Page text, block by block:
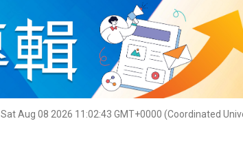
Sat Aug 08 2026 11:02:45 GMT+0000 (Coordinated
名家榜 灼見活動 關於我們